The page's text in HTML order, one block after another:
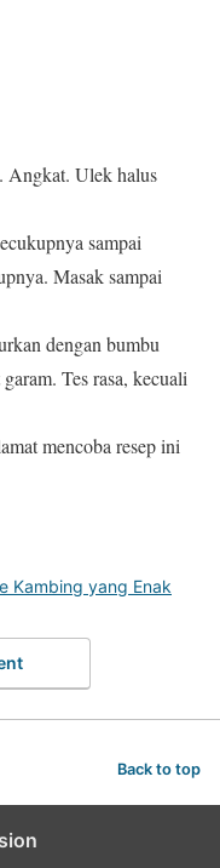
Angkat. Ulek halus
sampai
Masak sampai
dengan bumbu
Tes rasa, kecuali
mencoba resep ini
Kambing yang Enak
Back to top